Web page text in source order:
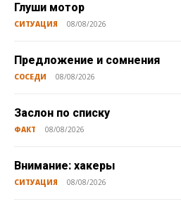
Глуши мотор
СИТУАЦИЯ 08/08/2026
Предложение и сомнения
СОСЕДИ 08/08/2026
Заслон по списку
ФАКТ 08/08/2026
Внимание: хакеры
СИТУАЦИЯ 08/08/2026